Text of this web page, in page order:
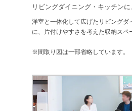
リビングダイニング・キッチン
洋室と一体化して広げたリビングダ
に、片付けやすさを考えた収納スペ
※間取り図は一部省略しています。